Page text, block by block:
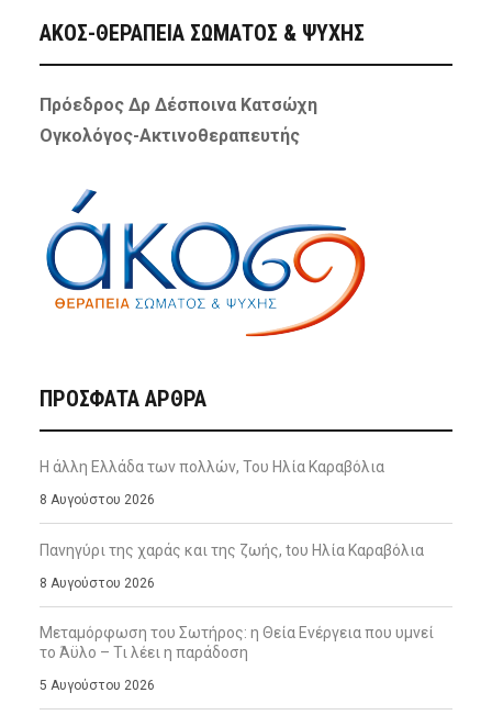
ΑΚΟΣ-ΘΕΡΑΠΕΙΑ ΣΩΜΑΤΟΣ & ΨΥΧΗΣ
Πρόεδρος Δρ Δέσποινα Κατσώχη
Ογκολόγος-Ακτινοθεραπευτής
ΠΡΌΣΦΑΤΑ ΆΡΘΡΑ
Η άλλη Ελλάδα των πολλών, Του Ηλία Καραβόλια
8 Αυγούστου 2026
Πανηγύρι της χαράς και της ζωής, tου Ηλία Καραβόλια
8 Αυγούστου 2026
Μεταμόρφωση του Σωτήρος: η Θεία Ενέργεια που υμνεί
το Άϋλο – Τι λέει η παράδοση
5 Αυγούστου 2026